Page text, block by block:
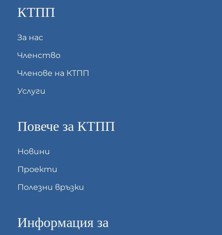
КТПП
За нас
Членство
Членове на КТПП
Услуги
Повече за КТПП
Новини
Проекти
Полезни връзки
Информация за